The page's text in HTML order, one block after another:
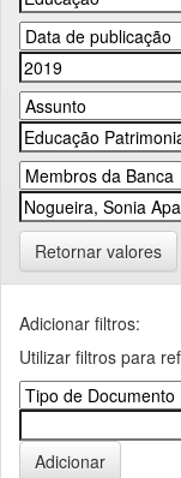
Retornar valores
Adicionar filtros:
Utilizar filtros para